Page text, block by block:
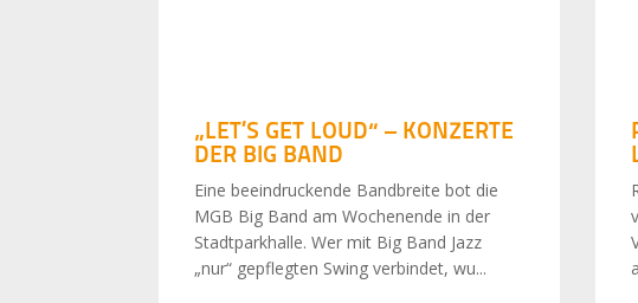
„LET’S GET LOUD“ – KONZERTE
DER BIG BAND
Eine beeindruckende Bandbreite bot die
MGB Big Band am Wochenende in der
Stadtparkhalle. Wer mit Big Band Jazz
„nur“ gepflegten Swing verbindet, wu...